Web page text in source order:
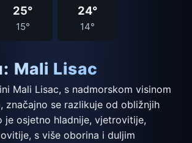
25°
15°
24°
14°
Mali Lisac
Mali Lisac, s nadmorskom visinom
značajno se razlikuje od obližnjih
je osjetno hladnije, vjetrovitije,
s više oborina i duljim